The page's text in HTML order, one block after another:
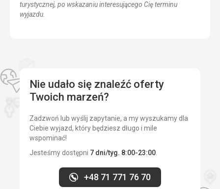
turystycznej, po wskazaniu interesującego Cię terminu
wyjazdu.
Nie udało się znaleźć oferty
Twoich marzeń?
Zadzwoń lub wyślij zapytanie, a my wyszukamy dla
Ciebie wyjazd, który będziesz długo i mile
wspominać!
Jesteśmy dostępni 7 dni/tyg. 8:00-23:00
+48 71 771 76 70